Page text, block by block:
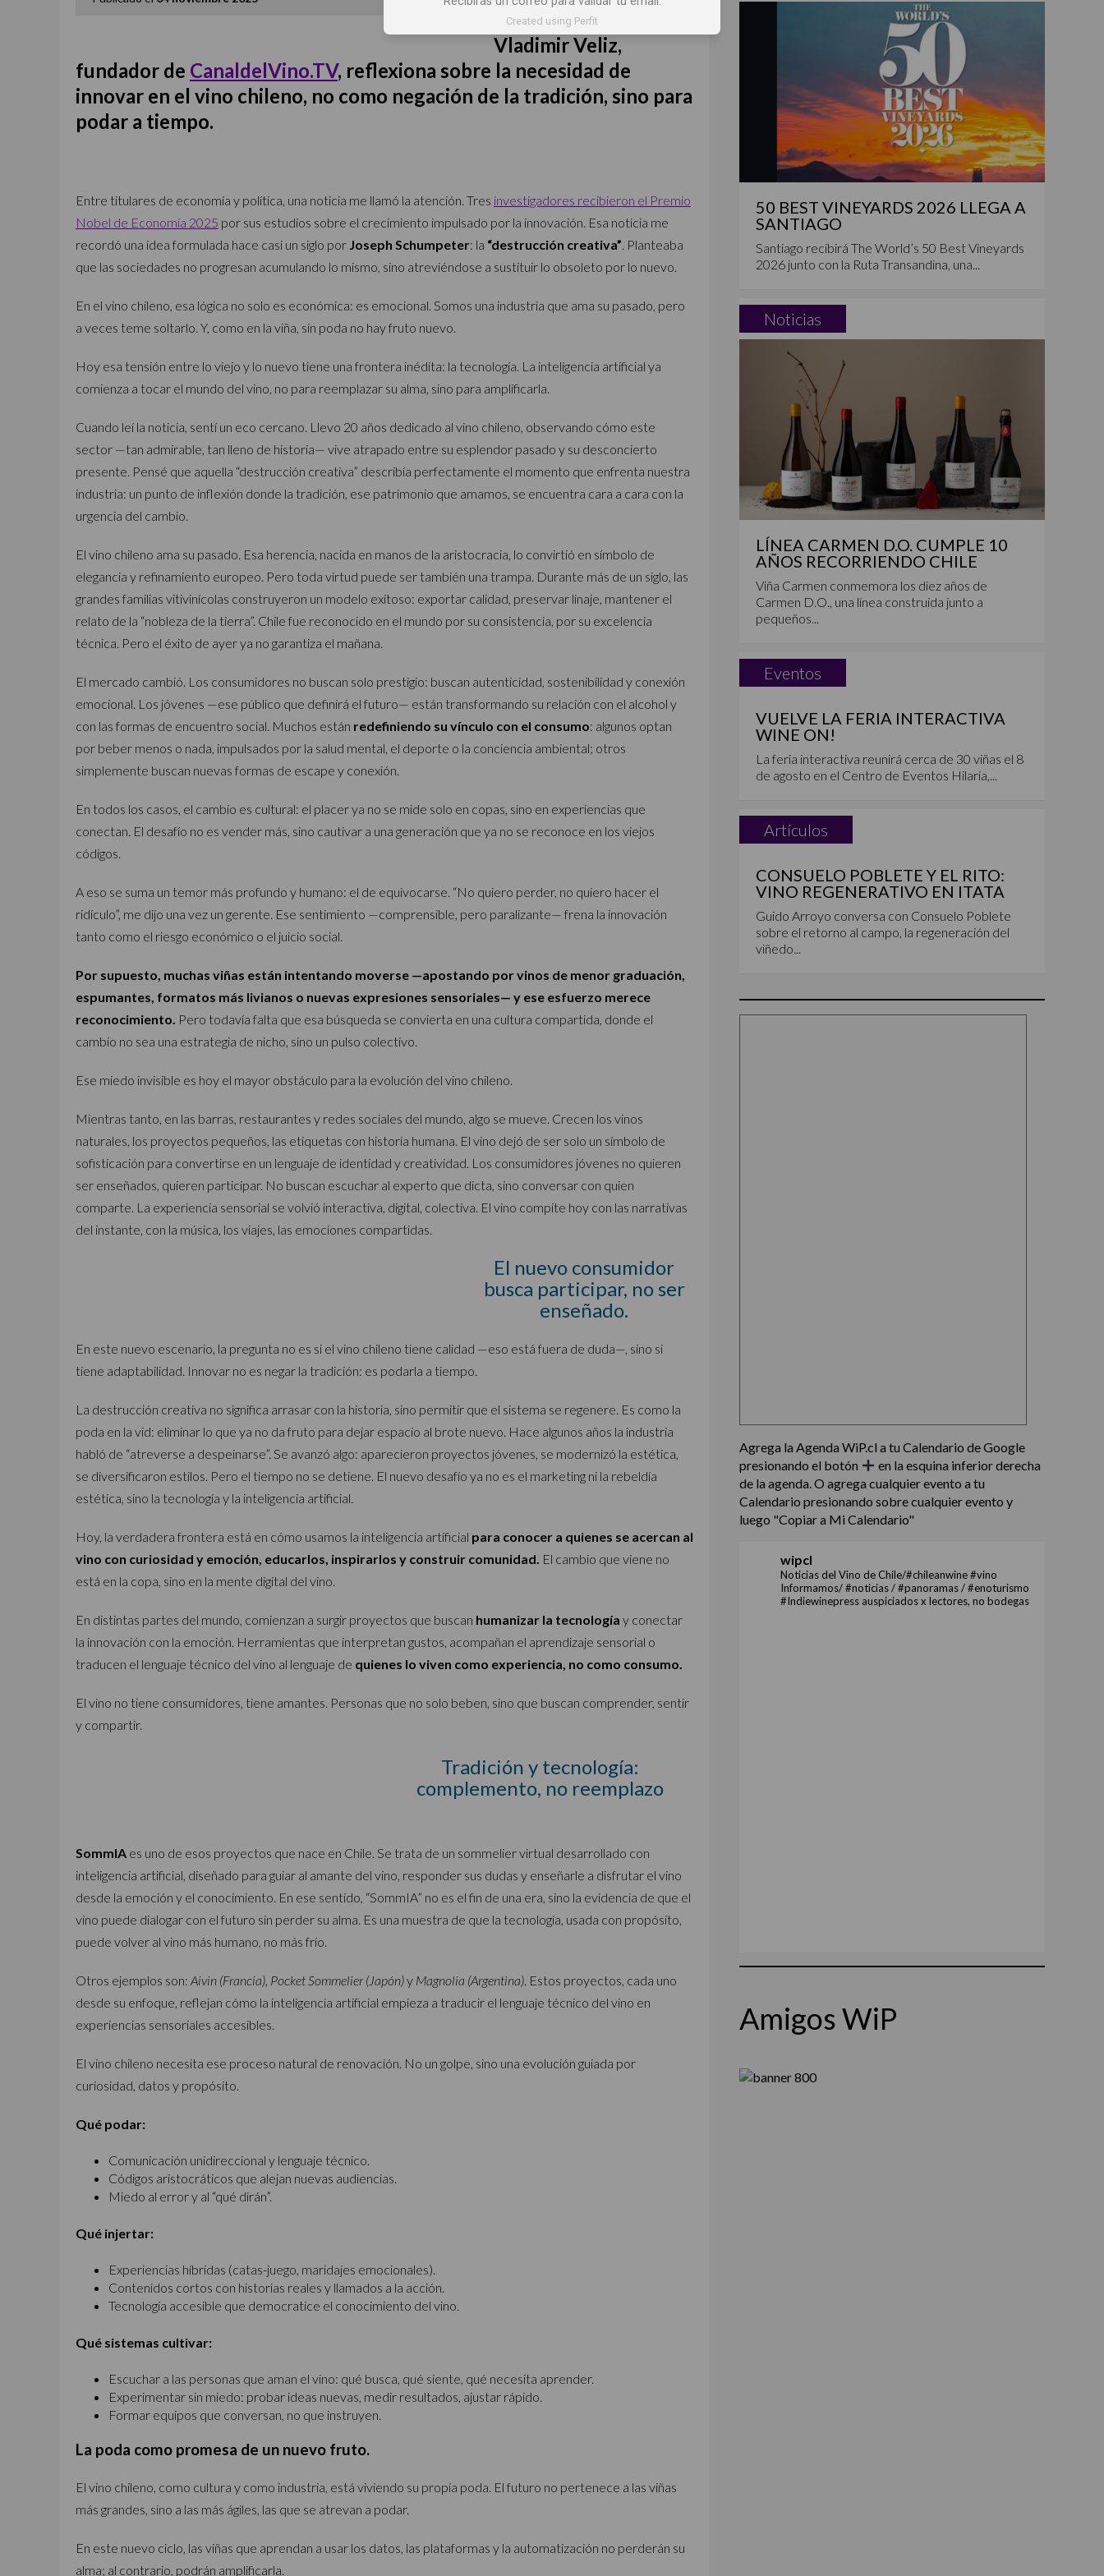
Vladimir Veliz,
fundador de CanaldelVino.TV, reflexiona sobre la necesidad de
innovar en el vino chileno, no como negación de la tradición, sino para
podar a tiempo.
Entre titulares de economía y política, una noticia me llamó la atención. Tres investigadores recibieron el Premio
Nobel de Economía 2025 por sus estudios sobre el crecimiento impulsado por la innovación. Esa noticia me
recordó una idea formulada hace casi un siglo por Joseph Schumpeter: la “destrucción creativa”. Planteaba
que las sociedades no progresan acumulando lo mismo, sino atreviéndose a sustituir lo obsoleto por lo nuevo.
En el vino chileno, esa lógica no solo es económica: es emocional. Somos una industria que ama su pasado, pero
a veces teme soltarlo. Y, como en la viña, sin poda no hay fruto nuevo.
Hoy esa tensión entre lo viejo y lo nuevo tiene una frontera inédita: la tecnología. La inteligencia artificial ya
comienza a tocar el mundo del vino, no para reemplazar su alma, sino para amplificarla.
Cuando leí la noticia, sentí un eco cercano. Llevo 20 años dedicado al vino chileno, observando cómo este
sector —tan admirable, tan lleno de historia— vive atrapado entre su esplendor pasado y su desconcierto
presente. Pensé que aquella “destrucción creativa” describía perfectamente el momento que enfrenta nuestra
industria: un punto de inflexión donde la tradición, ese patrimonio que amamos, se encuentra cara a cara con la
urgencia del cambio.
El vino chileno ama su pasado. Esa herencia, nacida en manos de la aristocracia, lo convirtió en símbolo de
elegancia y refinamiento europeo. Pero toda virtud puede ser también una trampa. Durante más de un siglo, las
grandes familias vitivinícolas construyeron un modelo exitoso: exportar calidad, preservar linaje, mantener el
relato de la “nobleza de la tierra”. Chile fue reconocido en el mundo por su consistencia, por su excelencia
técnica. Pero el éxito de ayer ya no garantiza el mañana.
El mercado cambió. Los consumidores no buscan solo prestigio: buscan autenticidad, sostenibilidad y conexión
emocional. Los jóvenes —ese público que definirá el futuro— están transformando su relación con el alcohol y
con las formas de encuentro social. Muchos están redefiniendo su vínculo con el consumo: algunos optan
por beber menos o nada, impulsados por la salud mental, el deporte o la conciencia ambiental; otros
simplemente buscan nuevas formas de escape y conexión.
En todos los casos, el cambio es cultural: el placer ya no se mide solo en copas, sino en experiencias que
conectan. El desafío no es vender más, sino cautivar a una generación que ya no se reconoce en los viejos
códigos.
A eso se suma un temor más profundo y humano: el de equivocarse. “No quiero perder, no quiero hacer el
ridículo”, me dijo una vez un gerente. Ese sentimiento —comprensible, pero paralizante— frena la innovación
tanto como el riesgo económico o el juicio social.
Por supuesto, muchas viñas están intentando moverse —apostando por vinos de menor graduación,
espumantes, formatos más livianos o nuevas expresiones sensoriales— y ese esfuerzo merece
reconocimiento. Pero todavía falta que esa búsqueda se convierta en una cultura compartida, donde el
cambio no sea una estrategia de nicho, sino un pulso colectivo.
Ese miedo invisible es hoy el mayor obstáculo para la evolución del vino chileno.
Mientras tanto, en las barras, restaurantes y redes sociales del mundo, algo se mueve. Crecen los vinos
naturales, los proyectos pequeños, las etiquetas con historia humana. El vino dejó de ser solo un símbolo de
sofisticación para convertirse en un lenguaje de identidad y creatividad. Los consumidores jóvenes no quieren
ser enseñados, quieren participar. No buscan escuchar al experto que dicta, sino conversar con quien
comparte. La experiencia sensorial se volvió interactiva, digital, colectiva. El vino compite hoy con las narrativas
del instante, con la música, los viajes, las emociones compartidas.
El nuevo consumidor
busca participar, no ser
enseñado.
En este nuevo escenario, la pregunta no es si el vino chileno tiene calidad —eso está fuera de duda—, sino si
tiene adaptabilidad. Innovar no es negar la tradición: es podarla a tiempo.
La destrucción creativa no significa arrasar con la historia, sino permitir que el sistema se regenere. Es como la
poda en la vid: eliminar lo que ya no da fruto para dejar espacio al brote nuevo. Hace algunos años la industria
habló de “atreverse a despeinarse”. Se avanzó algo: aparecieron proyectos jóvenes, se modernizó la estética,
se diversificaron estilos. Pero el tiempo no se detiene. El nuevo desafío ya no es el marketing ni la rebeldía
estética, sino la tecnología y la inteligencia artificial.
Hoy, la verdadera frontera está en cómo usamos la inteligencia artificial para conocer a quienes se acercan al
vino con curiosidad y emoción, educarlos, inspirarlos y construir comunidad. El cambio que viene no
está en la copa, sino en la mente digital del vino.
En distintas partes del mundo, comienzan a surgir proyectos que buscan humanizar la tecnología y conectar
la innovación con la emoción. Herramientas que interpretan gustos, acompañan el aprendizaje sensorial o
traducen el lenguaje técnico del vino al lenguaje de quienes lo viven como experiencia, no como consumo.
El vino no tiene consumidores, tiene amantes. Personas que no solo beben, sino que buscan comprender, sentir
y compartir.
Tradición y tecnología:
complemento, no reemplazo
SommIA es uno de esos proyectos que nace en Chile. Se trata de un sommelier virtual desarrollado con
inteligencia artificial, diseñado para guiar al amante del vino, responder sus dudas y enseñarle a disfrutar el vino
desde la emoción y el conocimiento. En ese sentido, “SommIA” no es el fin de una era, sino la evidencia de que el
vino puede dialogar con el futuro sin perder su alma. Es una muestra de que la tecnología, usada con propósito,
puede volver al vino más humano, no más frío.
Otros ejemplos son: Aivin (Francia), Pocket Sommelier (Japón)y Magnolia (Argentina). Estos proyectos, cada uno
desde su enfoque, reflejan cómo la inteligencia artificial empieza a traducir el lenguaje técnico del vino en
experiencias sensoriales accesibles.
El vino chileno necesita ese proceso natural de renovación. No un golpe, sino una evolución guiada por
curiosidad, datos y propósito.
Qué podar:
Comunicación unidireccional y lenguaje técnico.
Códigos aristocráticos que alejan nuevas audiencias.
Miedo al error y al “qué dirán”.
Qué injertar:
Experiencias híbridas (catas-juego, maridajes emocionales).
Contenidos cortos con historias reales y llamados a la acción.
Tecnología accesible que democratice el conocimiento del vino.
Qué sistemas cultivar:
Escuchar a las personas que aman el vino: qué busca, qué siente, qué necesita aprender.
Experimentar sin miedo: probar ideas nuevas, medir resultados, ajustar rápido.
Formar equipos que conversan, no que instruyen.
La poda como promesa de un nuevo fruto.
El vino chileno, como cultura y como industria, está viviendo su propia poda. El futuro no pertenece a las viñas
más grandes, sino a las más ágiles, las que se atrevan a podar.
En este nuevo ciclo, las viñas que aprendan a usar los datos, las plataformas y la automatización no perderán su
alma; al contrario, podrán amplificarla.
50 BEST VINEYARDS 2026 LLEGA A
SANTIAGO
Santiago recibirá The World’s 50 Best Vineyards
2026 junto con la Ruta Transandina, una...
Noticias
LÍNEA CARMEN D.O. CUMPLE 10
AÑOS RECORRIENDO CHILE
Viña Carmen conmemora los diez años de
Carmen D.O., una línea construida junto a
pequeños...
Eventos
VUELVE LA FERIA INTERACTIVA
WINE ON!
La feria interactiva reunirá cerca de 30 viñas el 8
de agosto en el Centro de Eventos Hilaria,...
Artículos
CONSUELO POBLETE Y EL RITO:
VINO REGENERATIVO EN ITATA
Guido Arroyo conversa con Consuelo Poblete
sobre el retorno al campo, la regeneración del
viñedo...
Agrega la Agenda WiP.cl a tu Calendario de Google
presionando el botón
en la esquina inferior derecha
de la agenda. O agrega cualquier evento a tu
Calendario presionando sobre cualquier evento y
luego "Copiar a Mi Calendario"
wipcl
Noticias del Vino de Chile/#chileanwine #vino
Informamos/ #noticias / #panoramas / #enoturismo
#Indiewinepress auspiciados x lectores, no bodegas
Amigos WiP
Created using Perfit